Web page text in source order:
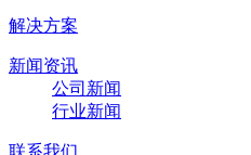
解决方案
新闻资讯
公司新闻
行业新闻
联系我们